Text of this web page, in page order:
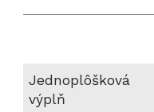
Jednoplôšková
výplň